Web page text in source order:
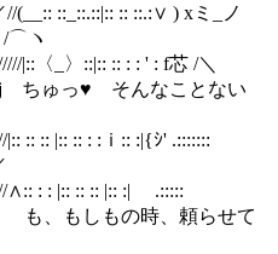
:: ::.:∨ ) xミ_ノ
/⌒ヽ
::|:: :: : : ' : f芯 /＼
ちゅっ♥ そんなことない
:: : :ｉ:: :|{ｼ' .:::::::
:: :: |:: :| .:::::
、もしもの時、頼らせて